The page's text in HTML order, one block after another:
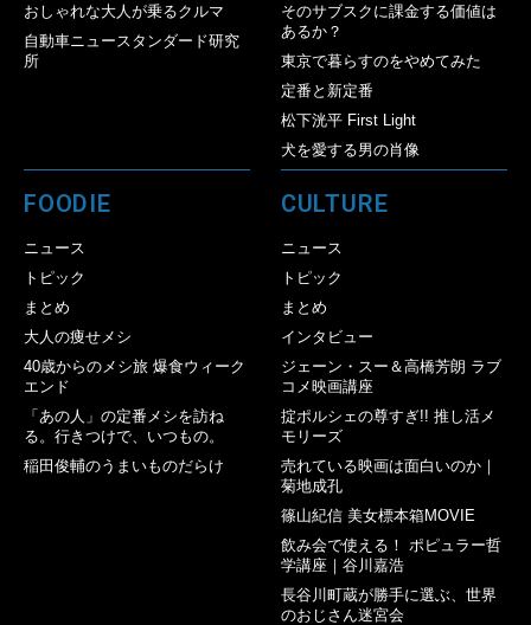
おしゃれな大人が乗るクルマ
自動車ニュースタンダード研究
所
そのサブスクに課金する価値は
あるか？
東京で暮らすのをやめてみた
定番と新定番
松下洸平 First Light
犬を愛する男の肖像
FOODIE
ニュース
トピック
まとめ
大人の痩せメシ
40歳からのメシ旅 爆食ウィーク
エンド
「あの人」の定番メシを訪ね
る。行きつけで、いつもの。
稲田俊輔のうまいものだらけ
CULTURE
ニュース
トピック
まとめ
インタビュー
ジェーン・スー＆高橋芳朗 ラブ
コメ映画講座
掟ポルシェの尊すぎ!! 推し活メ
モリーズ
売れている映画は面白いのか｜
菊地成孔
篠山紀信 美女標本箱MOVIE
飲み会で使える！ ポピュラー哲
学講座｜谷川嘉浩
長谷川町蔵が勝手に選ぶ、世界
のおじさん迷宮会